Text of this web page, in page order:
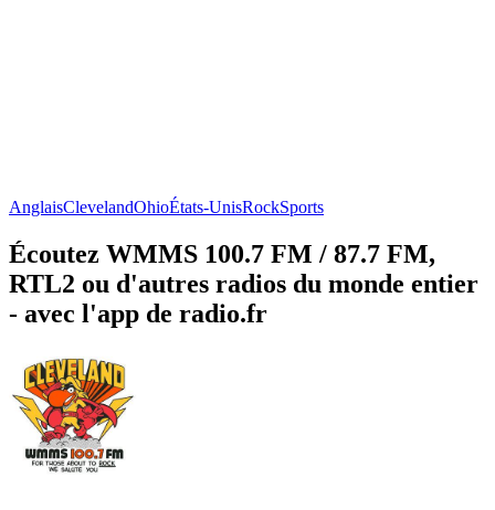
AnglaisClevelandOhioÉtats-UnisRockSports
Écoutez WMMS 100.7 FM / 87.7 FM,
RTL2 ou d'autres radios du monde entier
- avec l'app de radio.fr